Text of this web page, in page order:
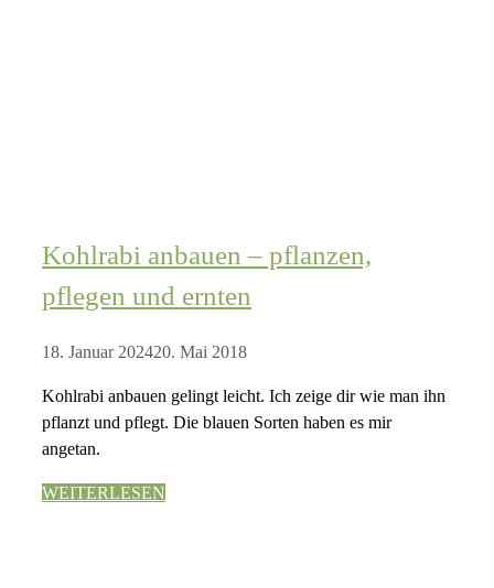
Kohlrabi anbauen – pflanzen,
pflegen und ernten
18. Januar 202420. Mai 2018
Kohlrabi anbauen gelingt leicht. Ich zeige dir wie man ihn
pflanzt und pflegt. Die blauen Sorten haben es mir
angetan.
WEITERLESEN